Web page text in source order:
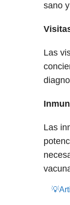
sano
Las
Las